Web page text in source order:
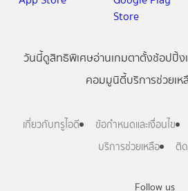
Follow us
วันนี้ดูสิทธิพิเศษอ่านเกมตาตั้งช้อปปิ้ง
คอมมูนิตี้บริการช่วยเห
เกี่ยวกับทรูไอดี ข้อกำหนดและเงื่อนไข
บริการช่วยเหลือ
ติ